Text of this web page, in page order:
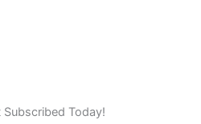
Subscribed Today!